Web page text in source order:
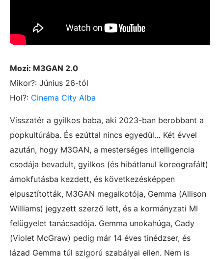
Mozi: M3GAN 2.0
Mikor?: Június 26-tól
Hol?: Cinema City Alba
Visszatér a gyilkos baba, aki 2023-ban berobbant a
popkultúrába. És ezúttal nincs egyedül… Két évvel
azután, hogy M3GAN, a mesterséges intelligencia
csodája bevadult, gyilkos (és hibátlanul koreografált)
ámokfutásba kezdett, és következésképpen
elpusztították, M3GAN megalkotója, Gemma (Allison
Williams) jegyzett szerző lett, és a kormányzati MI
felügyelet tanácsadója. Gemma unokahúga, Cady
(Violet McGraw) pedig már 14 éves tinédzser, és
lázad Gemma túl szigorú szabályai ellen. Nem is